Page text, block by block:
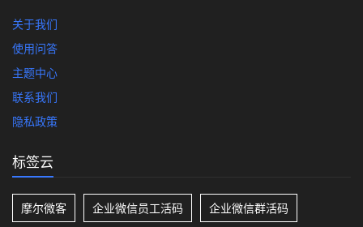
关于我们
使用问答
主题中心
联系我们
隐私政策
标签云
摩尔微客 企业微信员工活码 企业微信群活码